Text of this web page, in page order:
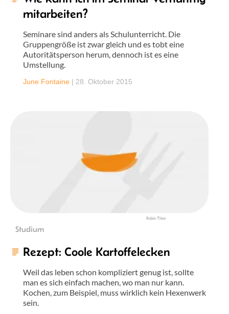
mitarbeiten?
Seminare sind anders als Schulunterricht. Die
Gruppengröße ist zwar gleich und es tobt eine
Autoritätsperson herum, dennoch ist es eine
Umstellung.
June Fontaine | 28. Oktober 2015
Robin Thier
Studium
Rezept: Coole Kartoffelecken
Weil das leben schon kompliziert genug ist, sollte
man es sich einfach machen, wo man nur kann.
Kochen, zum Beispiel, muss wirklich kein Hexenwerk
sein.